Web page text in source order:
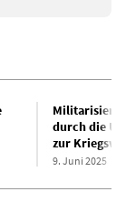
durch die
zur
9. Juni 2025